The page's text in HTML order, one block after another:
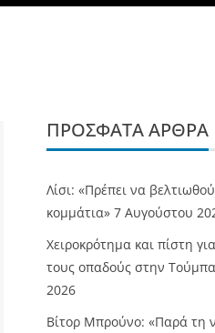
ΠΡΌΣΦΑΤΑ ΆΡΘΡΑ
Λίσι: «Πρέπει να
κομμάτια» 7 Αυγούστου
Χειροκρότημα και πίστη
τους οπαδούς στην
2026
Βίτορ Μπρούνο: «Παρά τη